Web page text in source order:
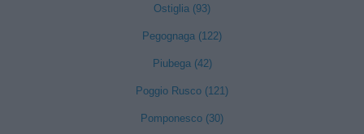
Ostiglia (93)
Pegognaga (122)
Piubega (42)
Poggio Rusco (121)
Pomponesco (30)